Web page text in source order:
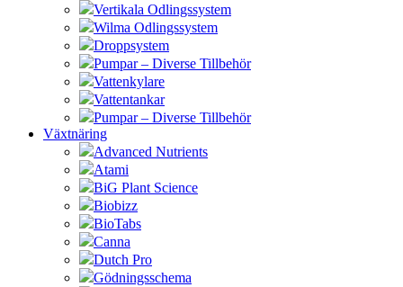
Vertikala Odlingssystem
Wilma Odlingssystem
Droppsystem
Pumpar – Diverse Tillbehör
Vattenkylare
Vattentankar
Pumpar – Diverse Tillbehör
Växtnäring
Advanced Nutrients
Atami
BiG Plant Science
Biobizz
BioTabs
Canna
Dutch Pro
Gödningsschema